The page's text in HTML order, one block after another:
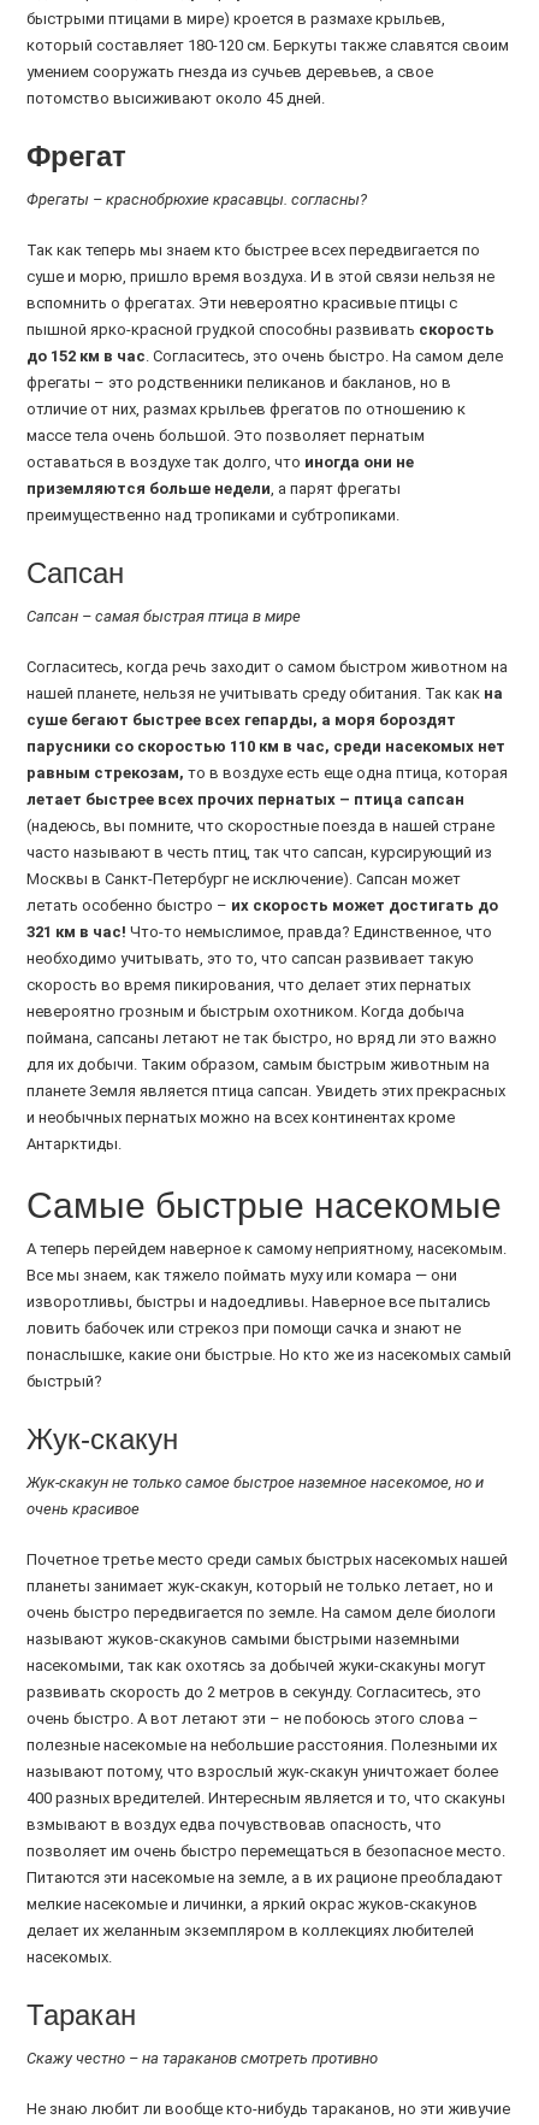
быстрыми птицами в мире) кроется в размахе крыльев,
который составляет 180-120 см. Беркуты также славятся своим
умением сооружать гнезда из сучьев деревьев, а свое
потомство высиживают около 45 дней.
Фрегат
Фрегаты – краснобрюхие красавцы. согласны?
Так как теперь мы знаем кто быстрее всех передвигается по
суше и морю, пришло время воздуха. И в этой связи нельзя не
вспомнить о фрегатах. Эти невероятно красивые птицы с
пышной ярко-красной грудкой способны развивать скорость
до 152 км в час. Согласитесь, это очень быстро. На самом деле
фрегаты – это родственники пеликанов и бакланов, но в
отличие от них, размах крыльев фрегатов по отношению к
массе тела очень большой. Это позволяет пернатым
оставаться в воздухе так долго, что иногда они не
приземляются больше недели, а парят фрегаты
преимущественно над тропиками и субтропиками.
Сапсан
Сапсан – самая быстрая птица в мире
Согласитесь, когда речь заходит о самом быстром животном на
нашей планете, нельзя не учитывать среду обитания. Так как на
суше бегают быстрее всех гепарды, а моря бороздят
парусники со скоростью 110 км в час, среди насекомых нет
равным стрекозам, то в воздухе есть еще одна птица, которая
летает быстрее всех прочих пернатых – птица сапсан
(надеюсь, вы помните, что скоростные поезда в нашей стране
часто называют в честь птиц, так что сапсан, курсирующий из
Москвы в Санкт-Петербург не исключение). Сапсан может
летать особенно быстро – их скорость может достигать до
321 км в час! Что-то немыслимое, правда? Единственное, что
необходимо учитывать, это то, что сапсан развивает такую
скорость во время пикирования, что делает этих пернатых
невероятно грозным и быстрым охотником. Когда добыча
поймана, сапсаны летают не так быстро, но вряд ли это важно
для их добычи. Таким образом, самым быстрым животным на
планете Земля является птица сапсан. Увидеть этих прекрасных
и необычных пернатых можно на всех континентах кроме
Антарктиды.
Самые быстрые насекомые
А теперь перейдем наверное к самому неприятному, насекомым.
Все мы знаем, как тяжело поймать муху или комара — они
изворотливы, быстры и надоедливы. Наверное все пытались
ловить бабочек или стрекоз при помощи сачка и знают не
понаслышке, какие они быстрые. Но кто же из насекомых самый
быстрый?
Жук-скакун
Жук-скакун не только самое быстрое наземное насекомое, но и
очень красивое
Почетное третье место среди самых быстрых насекомых нашей
планеты занимает жук-скакун, который не только летает, но и
очень быстро передвигается по земле. На самом деле биологи
называют жуков-скакунов самыми быстрыми наземными
насекомыми, так как охотясь за добычей жуки-скакуны могут
развивать скорость до 2 метров в секунду. Согласитесь, это
очень быстро. А вот летают эти – не побоюсь этого слова –
полезные насекомые на небольшие расстояния. Полезными их
называют потому, что взрослый жук-скакун уничтожает более
400 разных вредителей. Интересным является и то, что скакуны
взмывают в воздух едва почувствовав опасность, что
позволяет им очень быстро перемещаться в безопасное место.
Питаются эти насекомые на земле, а в их рационе преобладают
мелкие насекомые и личинки, а яркий окрас жуков-скакунов
делает их желанным экземпляром в коллекциях любителей
насекомых.
Таракан
Скажу честно – на тараканов смотреть противно
Не знаю любит ли вообще кто-нибудь тараканов, но эти живучие